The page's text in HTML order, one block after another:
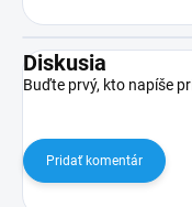
Diskusia
Buďte prvý, kto napíše
Pridať komentár